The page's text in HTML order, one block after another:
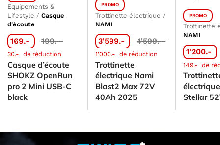
Equipements &
Lifestyle / Casque
d'écoute
169.- 199.-
30.- de réduction
Casque d’écoute
SHOKZ OpenRun
pro 2 Mini USB-C
black
PROMO
Trottinette électrique /
NAMI
3'599.- 4'599.-
1'000.- de réduction
Trottinette
électrique Nami
Blast2 Max 72V
40Ah 2025
PROMO
Trottinette
NAMI
1'200.-
149.- de
Stellar